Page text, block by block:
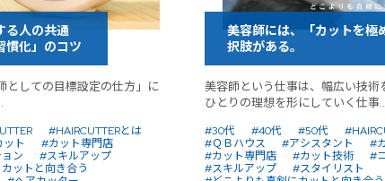
る人の共通
慣化」のコツ
としての目標設定の仕方」に
#HAIRCUTTERとは
ト
#カット専門店
ン
#スキルアップ
ットと向き合う
美容師には、「カットを極
択肢がある。
美容師という仕事は、幅広い技
ひとりの理想を形にしていく仕事
#30代 #40代 #50代
#ＱＢハウス
#アシスタント
#
#カット専門店
#カット技術
#
#スキルアップ
#スタイリスト